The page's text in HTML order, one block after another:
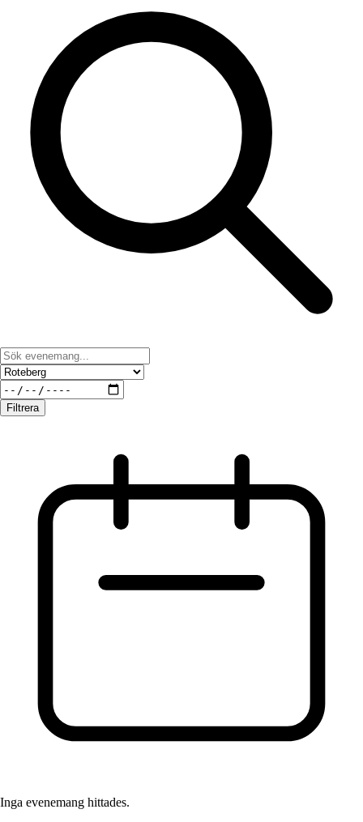
Filtrera
Inga evenemang hittades.